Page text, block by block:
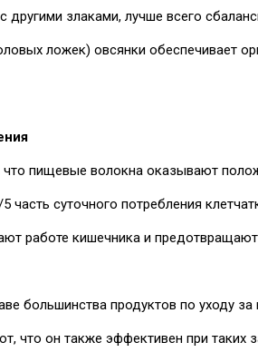
другими злаками, лучше всего
ложек) овсянки обеспечивает
что пищевые волокна оказывают
суточного потребления
работе кишечника и
большинства продуктов по уходу
что он также эффективен при таких